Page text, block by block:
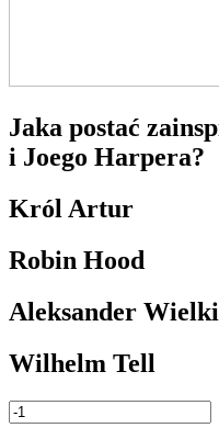
Jaka postać
i Joego Harpera?
Król Artur
Robin Hood
Aleksander Wielki
Wilhelm Tell